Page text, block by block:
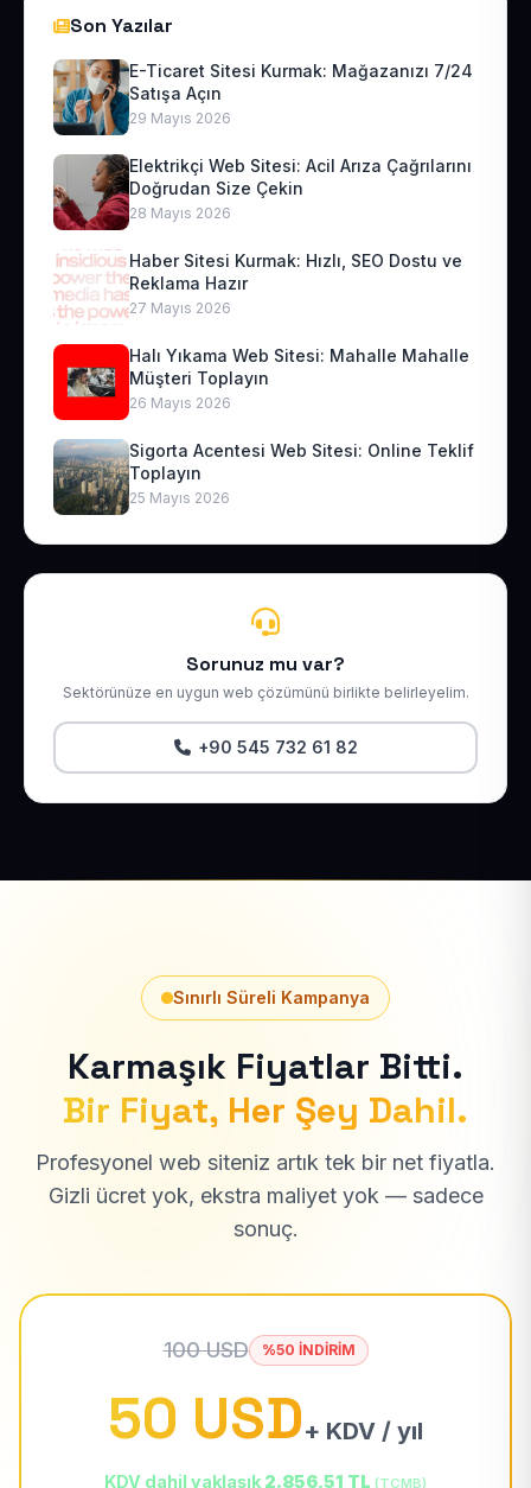
Son Yazılar
E-Ticaret Sitesi Kurmak: Mağazanızı 7/24
Satışa Açın
29 Mayıs 2026
Elektrikçi Web Sitesi: Acil Arıza Çağrılarını
Doğrudan Size Çekin
28 Mayıs 2026
Haber Sitesi Kurmak: Hızlı, SEO Dostu ve
Reklama Hazır
27 Mayıs 2026
Halı Yıkama Web Sitesi: Mahalle Mahalle
Müşteri Toplayın
26 Mayıs 2026
Sigorta Acentesi Web Sitesi: Online Teklif
Toplayın
25 Mayıs 2026
Sorunuz mu var?
Sektörünüze en uygun web çözümünü birlikte belirleyelim.
+90 545 732 61 82
Sınırlı Süreli Kampanya
Karmaşık Fiyatlar Bitti.
Bir Fiyat, Her Şey Dahil.
Profesyonel web siteniz artık tek bir net fiyatla.
Gizli ücret yok, ekstra maliyet yok — sadece
sonuç.
100 USD %50 İNDİRİM
50 USD+ KDV / yıl
KDV dahil yaklaşık 2.856,51 TL (TCMB)